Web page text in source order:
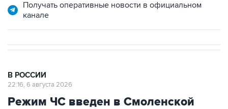
Режим ЧС введен в Смоленской
области после урагана